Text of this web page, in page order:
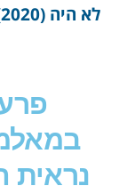
לא היה (2020):
נראית